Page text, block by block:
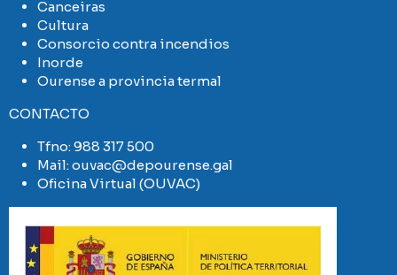
Canceiras
Cultura
Consorcio contra incendios
Inorde
Ourense a provincia termal
CONTACTO
Tfno:988 317 500
Mail:ouvac@depourense.gal
Oficina Virtual (OUVAC)